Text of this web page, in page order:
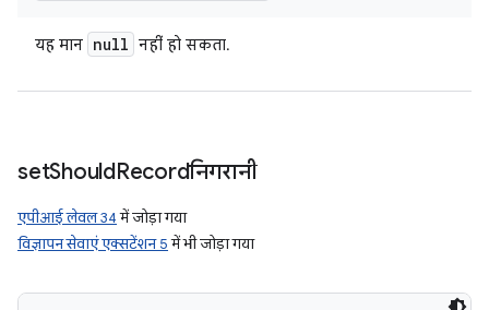
यह मान null नहीं हो सकता.
setShouldRecordनिगरानी
एपीआई लेवल 34में जोड़ा गया
विज्ञापन सेवाएं एक्सटेंशन 5में भी जोड़ा गया